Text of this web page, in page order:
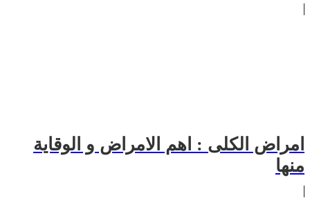
امراض الكلى : اهم الامراض و الوقاية
منها